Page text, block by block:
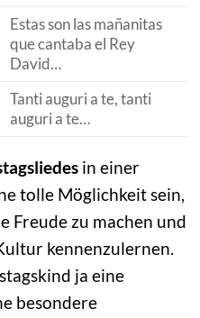
Estas son las mañanitas
que cantaba el Rey
David…
Tanti auguri a te, tanti
auguri a te…
in einer
tolle Möglichkeit sein,
Freude zu machen und
kennenzulernen.
ja eine
besondere